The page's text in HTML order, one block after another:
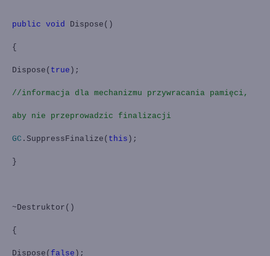
public void Dispose()
{
Dispose( true );
//informacja dla mechanizmu przywracania pamięci,
aby nie przeprowadzic finalizacji
GC .SuppressFinalize( this );
}
~Destruktor()
{
Dispose( false );